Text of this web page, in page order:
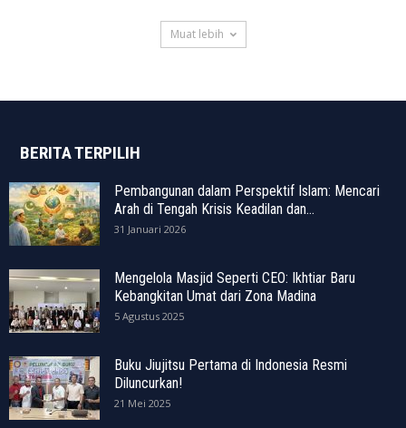
Muat lebih
BERITA TERPILIH
Pembangunan dalam Perspektif Islam: Mencari
Arah di Tengah Krisis Keadilan dan...
31 Januari 2026
Mengelola Masjid Seperti CEO: Ikhtiar Baru
Kebangkitan Umat dari Zona Madina
5 Agustus 2025
Buku Jiujitsu Pertama di Indonesia Resmi
Diluncurkan!
21 Mei 2025